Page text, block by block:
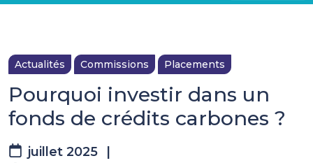
Actualités Commissions Placements
Pourquoi investir dans un
fonds de crédits carbones ?
juillet 2025